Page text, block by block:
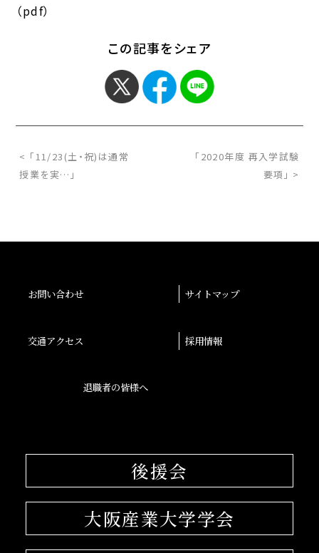
（pdf）
この記事をシェア
< 「11/23(土・祝)は通常
授業を実…」
「2020年度 再入学試験
要項」 >
お問い合わせ サイトマップ
交通アクセス 採用情報
退職者の皆様へ
後援会
大阪産業大学学会